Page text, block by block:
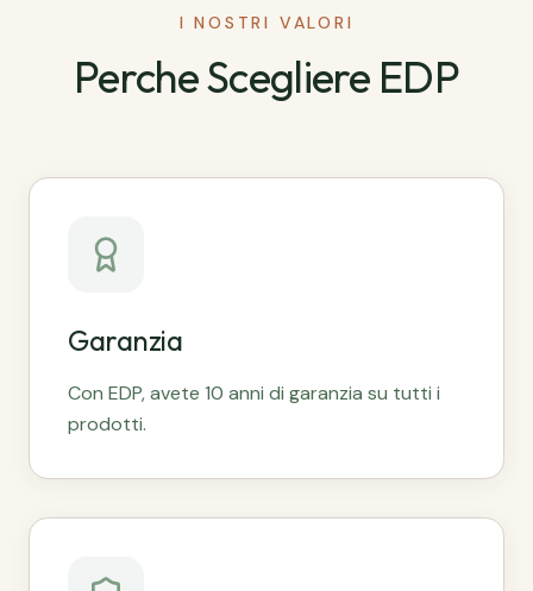
I NOSTRI VALORI
Perche Scegliere EDP
Garanzia
Con EDP, avete 10 anni di garanzia su tutti i
prodotti.